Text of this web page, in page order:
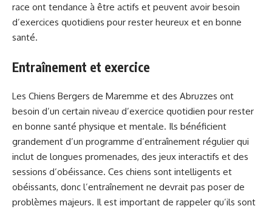
race ont tendance à être actifs et peuvent avoir besoin
d’exercices quotidiens pour rester heureux et en bonne
santé.
Entraînement et exercice
Les Chiens Bergers de Maremme et des Abruzzes ont
besoin d’un certain niveau d’exercice quotidien pour rester
en bonne santé physique et mentale. Ils bénéficient
grandement d’un programme d’entraînement régulier qui
inclut de longues promenades, des jeux interactifs et des
sessions d’obéissance. Ces chiens sont intelligents et
obéissants, donc l’entraînement ne devrait pas poser de
problèmes majeurs. Il est important de rappeler qu’ils sont